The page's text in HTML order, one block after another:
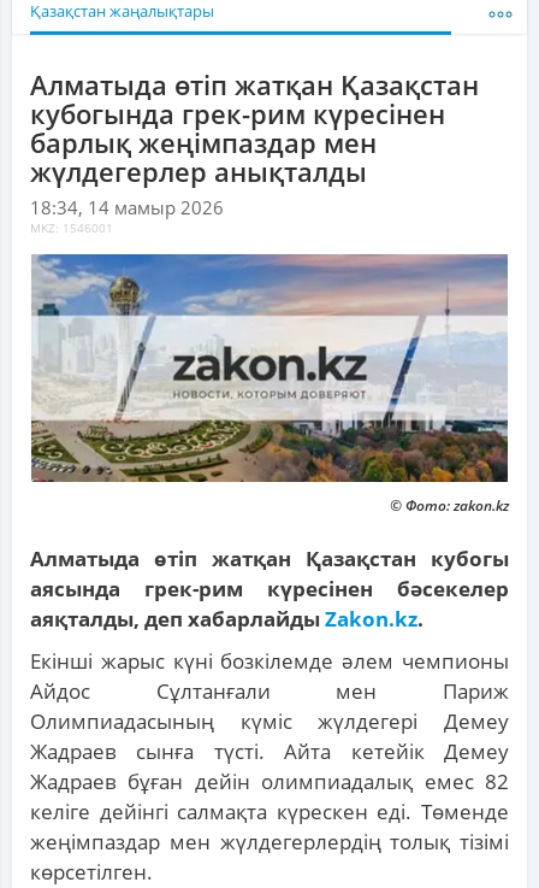
Қазақстан жаңалықтары
Алматыда өтіп жатқан Қазақстан
кубогында грек-рим күресінен
барлық жеңімпаздар мен
жүлдегерлер анықталды
18:34, 14 мамыр 2026
MKZ: 1546001
© Фото: zakon.kz
Алматыда өтіп жатқан Қазақстан кубогы
аясында грек-рим күресінен бәсекелер
аяқталды, деп хабарлайдыZakon.kz.
Екінші жарыс күні бозкілемде әлем чемпионы
Айдос Сұлтанғали мен Париж
Олимпиадасының күміс жүлдегері Демеу
Жадраев сынға түсті. Айта кетейік Демеу
Жадраев бұған дейін олимпиадалық емес 82
келіге дейінгі салмақта күрескен еді. Төменде
жеңімпаздар мен жүлдегерлердің толық тізімі
көрсетілген.